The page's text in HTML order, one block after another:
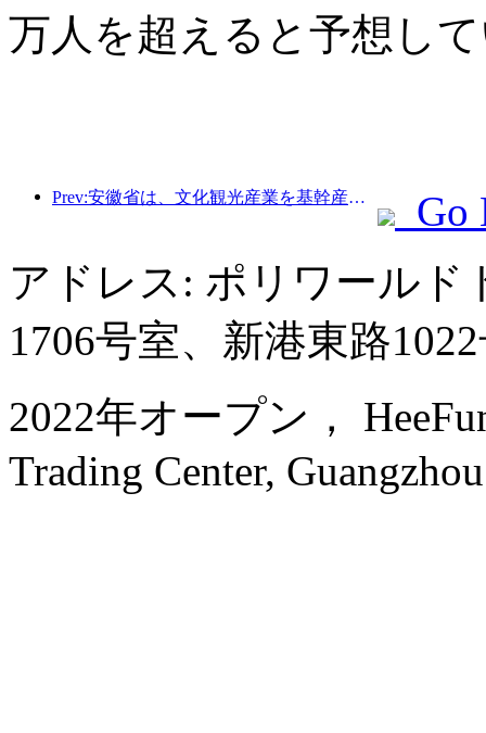
万人を超えると予想し
Prev:安徽省は、文化観光産業を基幹産業に育てることを目指した「第15次5カ年計画」案を発表した。
Go
アドレス: ポリワール
1706号室、新港東路
2022年オープン，
Trading Center,